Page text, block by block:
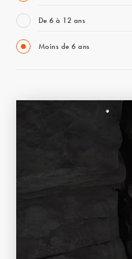
De 6 à 12 ans
Moins de 6 ans